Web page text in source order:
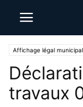
Affichage légal municipal
travaux